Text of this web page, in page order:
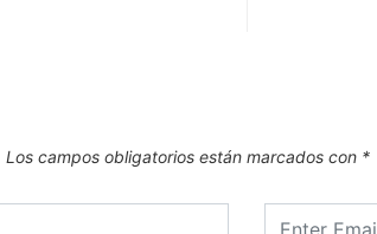
Los campos obligatorios están marcados con *